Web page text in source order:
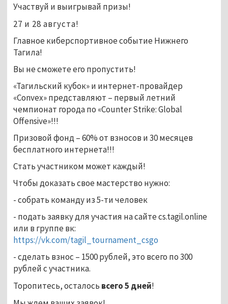
Участвуй и выигрывай призы!
27 и 28 августа!
Главное киберспортивное событие Нижнего
Тагила!
Вы не сможете его пропустить!
«Тагильский кубок» и интернет-провайдер
«Convex» представляют – первый летний
чемпионат города по «Counter Strike: Global
Offensive»!!!
Призовой фонд – 60% от взносов и 30 месяцев
бесплатного интернета!!!
Стать участником может каждый!
Чтобы доказать свое мастерство нужно:
- собрать команду из 5-ти человек
- подать заявку для участия на сайте cs.tagil.online
или в группе вк:
https://vk.com/tagil_tournament_csgo
- сделать взнос – 1500 рублей, это всего по 300
рублей с участника.
Торопитесь, осталось всего 5 дней!